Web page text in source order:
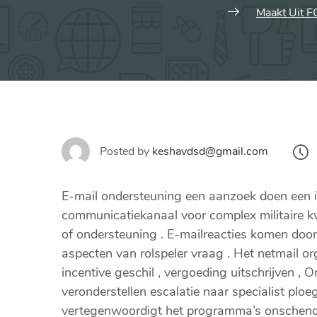
Maakt Uit
Posted by keshavdsd@gmail.com
E-mail ondersteuning een aanzoek doen
communicatiekanaal voor complex militaire
of ondersteuning . E-mailreacties komen
aspecten van rolspeler vraag . Het netmail
incentive geschil , vergoeding uitschrijven ,
veronderstellen escalatie naar specialist
vertegenwoordigt het programma’s